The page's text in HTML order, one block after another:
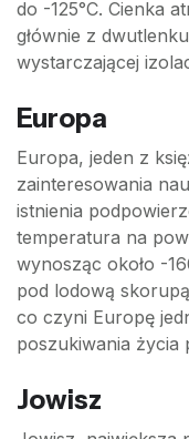
do -125°C. Cienka
głównie z
wystarczającej
Europa
Europa, jeden z
zainteresowania
istnienia
temperatura na
wynosząc około -
pod lodową
co czyni Europę
poszukiwania życia
Jowisz